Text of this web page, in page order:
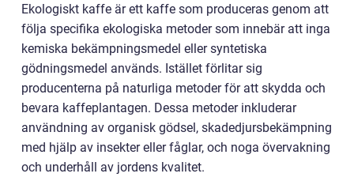
Ekologiskt kaffe är ett kaffe som produceras genom att
följa specifika ekologiska metoder som innebär att inga
kemiska bekämpningsmedel eller syntetiska
gödningsmedel används. Istället förlitar sig
producenterna på naturliga metoder för att skydda och
bevara kaffeplantagen. Dessa metoder inkluderar
användning av organisk gödsel, skadedjursbekämpning
med hjälp av insekter eller fåglar, och noga övervakning
och underhåll av jordens kvalitet.